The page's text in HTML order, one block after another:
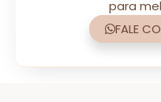
para
FALE